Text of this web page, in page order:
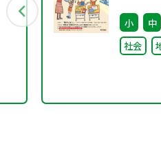
vol.74
小 中
社会